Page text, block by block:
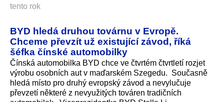
tento rok
BYD hledá druhou továrnu v Evropě.
Chceme převzít už existující závod, říká
šéfka čínské automobilky
Čínská automobilka BYD chce ve čtvrtém čtvrtletí rozjet
výrobu osobních aut v maďarském Szegedu. Současně
hledá místo pro druhý evropský závod a nevylučuje
převzetí některé z nevyužitých továren tradičních